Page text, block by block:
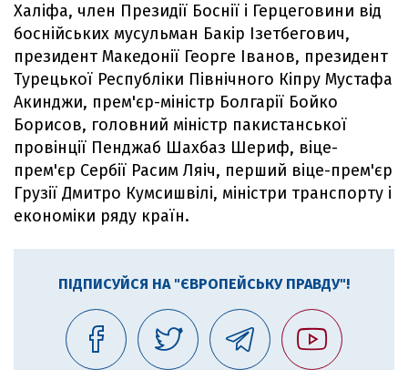
Халіфа, член Президії Боснії і Герцеговини від
боснійських мусульман Бакір Ізетбегович,
президент Македонії Георге Іванов, президент
Турецької Республіки Північного Кіпру Мустафа
Акинджи, прем'єр-міністр Болгарії Бойко
Борисов, головний міністр пакистанської
провінції Пенджаб Шахбаз Шериф, віце-
прем'єр Сербії Расим Ляіч, перший віце-прем'єр
Грузії Дмитро Кумсишвілі, міністри транспорту і
економіки ряду країн.
ПІДПИСУЙСЯ НА "ЄВРОПЕЙСЬКУ ПРАВДУ"!